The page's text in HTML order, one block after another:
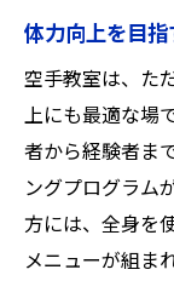
体力向上を目
空手教室は、た
上にも最適な場
者から経験者ま
ングプログラム
方には、全身を
メニューが組ま